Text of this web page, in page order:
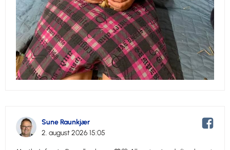
Sune Raunkjær
2. august 2026 15:05